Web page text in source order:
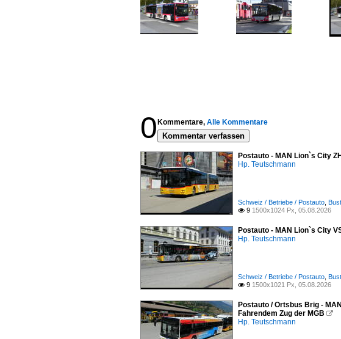
0 Kommentare, Alle Kommentare
Kommentar verfassen
Postauto - MAN Lion`s City
Hp. Teutschmann
Schweiz / Betriebe / Postauto
 9 1500x1024 Px, 05.08.2026
Postauto - MAN Lion`s City
Hp. Teutschmann
Schweiz / Betriebe / Postauto
 9 1500x1021 Px, 05.08.2026
Postauto / Ortsbus Brig -
Fahrendem Zug der MGB 
Hp. Teutschmann